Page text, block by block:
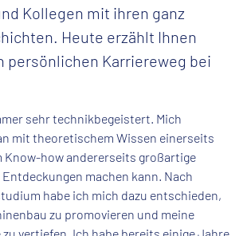
Kollegen mit ihren ganz
Heute erzählt Ihnen
persönlichen Karriereweg bei
sehr technikbegeistert. Mich
mit theoretischem Wissen einerseits
Know-how andererseits großartige
machen kann. Nach
habe ich mich dazu entschieden,
zu promovieren und meine